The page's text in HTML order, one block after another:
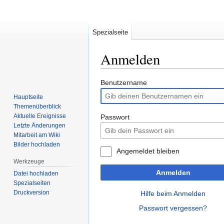
Anmelden
Zur
Navigation
springen
Zur
Suche
springen
Benutzername
Passwort
Angemeldet bleiben
Anmelden
Hilfe beim Anmelden
Passwort vergessen?
Spezialseite
Hauptseite
Themenüberblick
Aktuelle Ereignisse
Letzte Änderungen
Mitarbeit am Wiki
Bilder hochladen
Werkzeuge
Datei hochladen
Spezialseiten
Druckversion